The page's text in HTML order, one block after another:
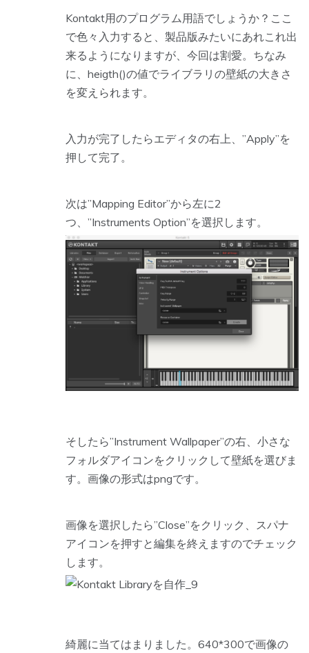
Kontakt用のプログラム用語でしょうか？ここ
で色々入力すると、製品版みたいにあれこれ出
来るようになりますが、今回は割愛。ちなみ
に、heigth()の値でライブラリの壁紙の大きさ
を変えられます。
入力が完了したらエディタの右上、”Apply”を
押して完了。
次は”Mapping Editor”から左に2
つ、”Instruments Option”を選択します。
そしたら”Instrument Wallpaper”の右、小さな
フォルダアイコンをクリックして壁紙を選びま
す。画像の形式はpngです。
画像を選択したら”Close”をクリック、スパナ
アイコンを押すと編集を終えますのでチェック
します。
綺麗に当てはまりました。640*300で画像の